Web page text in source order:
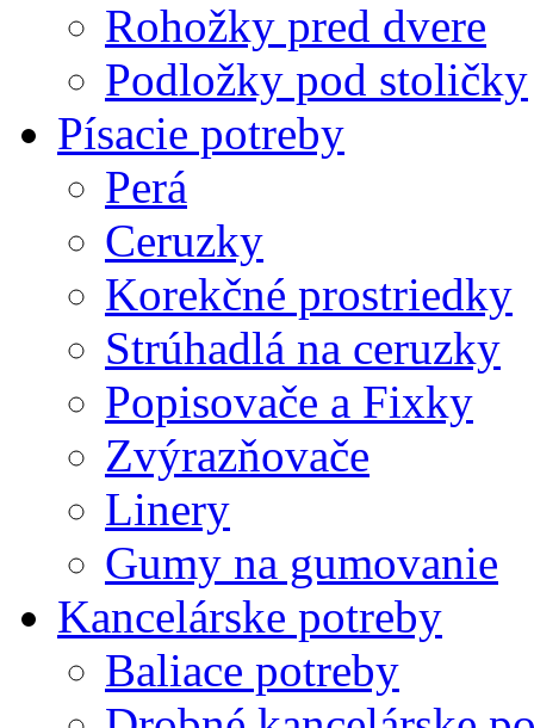
Rohožky pred dvere
Podložky pod stoličky
Písacie potreby
Perá
Ceruzky
Korekčné prostriedky
Strúhadlá na ceruzky
Popisovače a Fixky
Zvýrazňovače
Linery
Gumy na gumovanie
Kancelárske potreby
Baliace potreby